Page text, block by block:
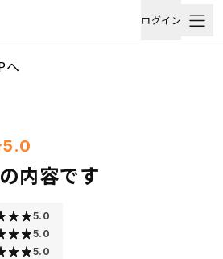
ログイン
へ
5.0
内容です
5.0
5.0
5.0